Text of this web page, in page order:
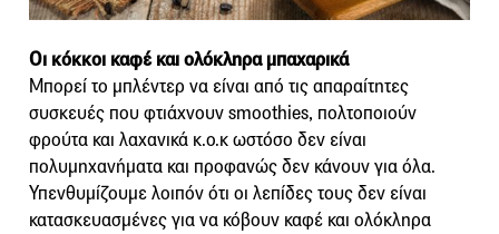
Οι κόκκοι καφέ και ολόκληρα μπαχαρικά
Μπορεί το μπλέντερ να είναι από τις απαραίτητες
συσκευές που φτιάχνουν smoothies, πολτοποιούν
φρούτα και λαχανικά κ.ο.κ ωστόσο δεν είναι
πολυμηχανήματα και προφανώς δεν κάνουν για όλα.
Υπενθυμίζουμε λοιπόν ότι οι λεπίδες τους δεν είναι
κατασκευασμένες για να κόβουν καφέ και ολόκληρα